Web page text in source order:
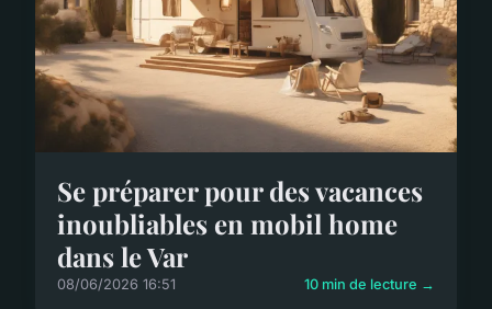
Se préparer pour des vacances
inoubliables en mobil home
dans le Var
08/06/2026 16:51 10 min de lecture →